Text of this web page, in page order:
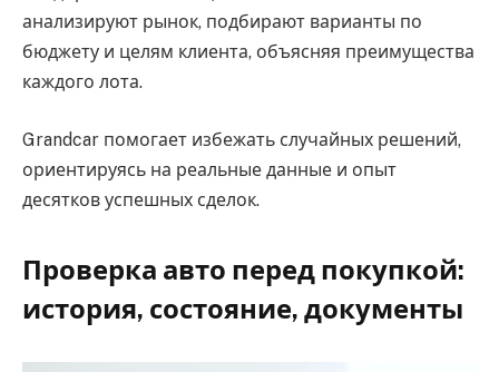
анализируют рынок, подбирают варианты по
бюджету и целям клиента, объясняя преимущества
каждого лота.
Grandcar помогает избежать случайных решений,
ориентируясь на реальные данные и опыт
десятков успешных сделок.
Проверка авто перед покупкой:
история, состояние, документы